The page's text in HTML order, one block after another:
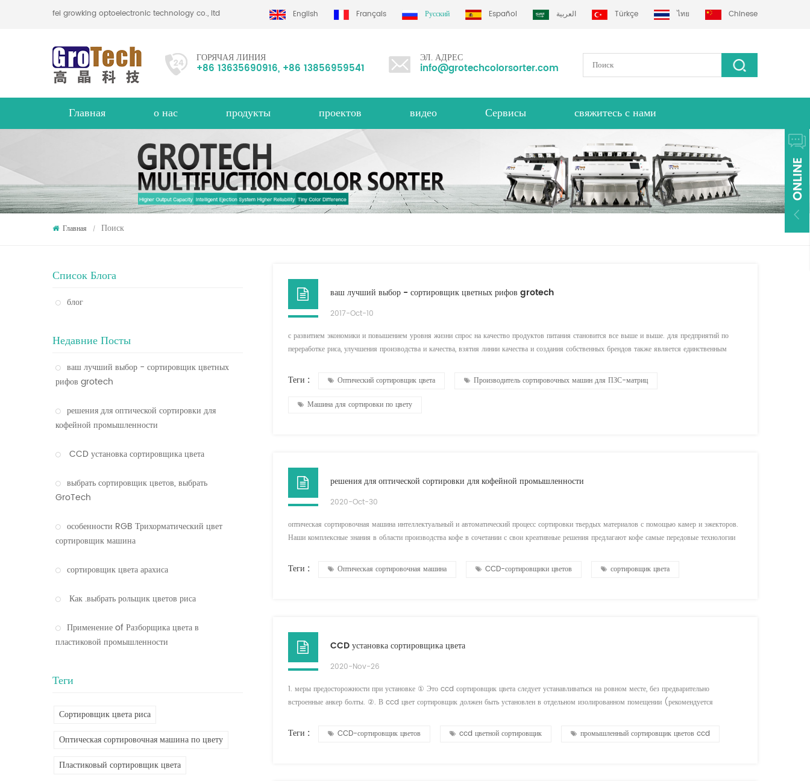
hefei growking optoelectronic technology co., ltd English Français Русский Español العربية Türkçe ไทย Chinese
ГОРЯЧАЯ ЛИНИЯ
+86 13635690916, +86 13856959541
ЭЛ. АДРЕС
info@grotechcolorsorter.com
Главная о нас продукты проектов видео Сервисы свяжитесь с нами
Главная / Поиск
Список Блога
блог
Недавние Посты
ваш лучший выбор - сортировщик цветных
рифов grotech
решения для оптической сортировки для
кофейной промышленности
CCD установка сортировщика цвета
выбрать сортировщик цветов, выбрать
GroTech
особенности RGB Трихорматический цвет
сортировщик машина
сортировщик цвета арахиса
Как .выбрать рольщик цветов риса
Применение of Разборщика цвета в
пластиковой промышленности
Теги
Сортировщик цвета риса
Оптическая сортировочная машина по цвету
Пластиковый сортировщик цвета
ваш лучший выбор - сортировщик цветных рифов grotech
2017-Oct-10
с развитием экономики и повышением уровня жизни спрос на качество продуктов питания становится все выше и выше. для предприятий по
переработке риса, улучшения производства и качества, взятия линии качества и создания собственных брендов также является единственным
развити...
Теги : Оптический сортировщик цвета Производитель сортировочных машин для ПЗС-матриц
Машина для сортировки по цвету
решения для оптической сортировки для кофейной промышленности
2020-Oct-30
оптическая сортировочная машина интеллектуальный и автоматический процесс сортировки твердых материалов с помощью камер и эжекторов.
Наши комплексные знания в области производства кофе в сочетании с свои креативные решения предлагают кофе самые передовые технологии
каче...
Теги : Оптическая сортировочная машина CCD-сортировщики цветов сортировщик цвета
CCD установка сортировщика цвета
2020-Nov-26
1. меры предосторожности при установке ① Это ccd сортировщик цвета следует устанавливаться на ровном месте, без предварительно
встроенные анкер болты. ②. В ccd цвет сортировщик должен быть установлен в отдельном изолированном помещении (рекомендуется
быть вибрации г...
Теги : CCD-сортировщик цветов ccd цветной сортировщик промышленный сортировщик цветов ccd